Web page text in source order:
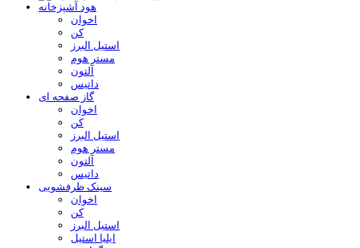
هود آشپزخانه
اخوان
کن
استیل البرز
مستر هوم
آلتون
داتیس
گاز صفحه ای
اخوان
کن
استیل البرز
مستر هوم
آلتون
داتیس
سینک ظرفشویی
اخوان
کن
استیل البرز
ایلیا استیل